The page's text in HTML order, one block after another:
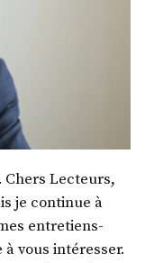
Chers Lecteurs,
je continue à
entretiens-
vous intéresser.